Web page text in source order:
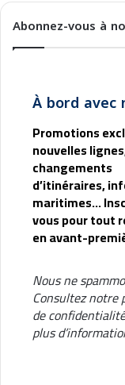
Abonnez-vous à
À bord avec
Promotions
nouvelles
changements
d’itinéraires,
maritimes...
vous pour tout
en avant-
Nous ne
Consultez notre
de confidentialité
plus